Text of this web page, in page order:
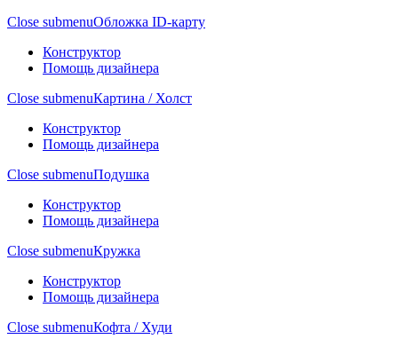
Close submenuОбложка ID-карту
Конструктор
Помощь дизайнера
Close submenuКартина / Холст
Конструктор
Помощь дизайнера
Close submenuПодушка
Конструктор
Помощь дизайнера
Close submenuКружка
Конструктор
Помощь дизайнера
Close submenuКофта / Худи